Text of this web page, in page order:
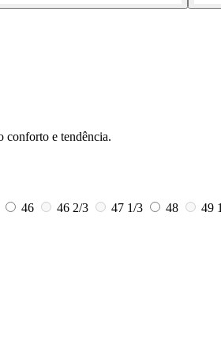
conforto e tendência.
46 46 2/3 47 1/3 48
49